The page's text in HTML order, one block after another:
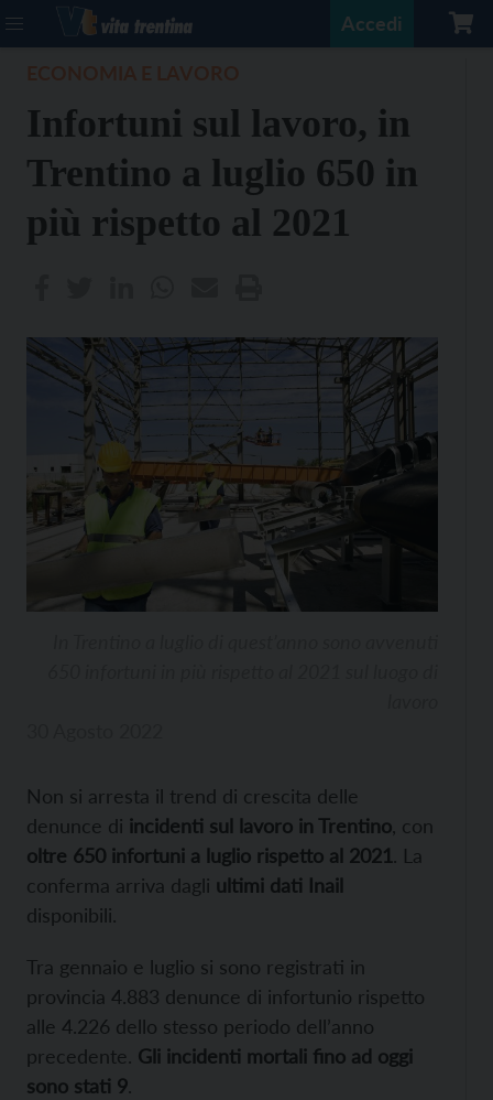
Accedi
Infortuni sul lavoro, in
Trentino a luglio 650 in
più rispetto al 2021
Non si arresta il trend di crescita delle
denunce di incidenti sul lavoro in Trentino , con
oltre 650 infortuni a luglio rispetto al 2021. La
conferma arriva dagli ultimi dati Inail
disponibili.
Tra gennaio e luglio si sono registrati in
provincia 4.883 denunce di infortunio rispetto
alle 4.226 dello stesso periodo dell’anno
precedente. Gli incidenti mortali fino ad oggi
sono stati 9.